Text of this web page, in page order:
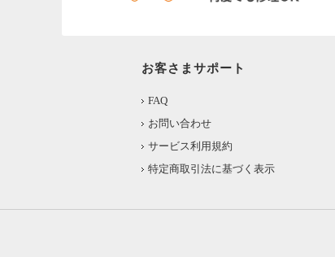
お客さまサポート
FAQ
お問い合わせ
サービス利用規約
特定商取引法に基づく表示